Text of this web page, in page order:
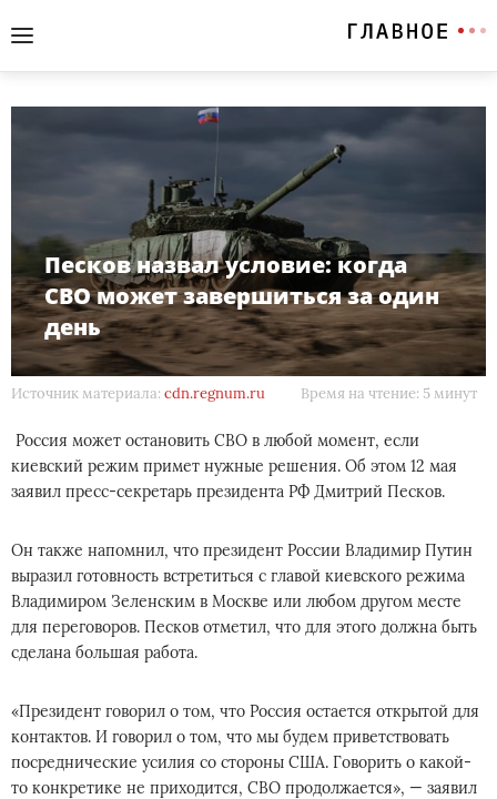
Песков назвал условие: когда
СВО может завершиться за один
день
Источник материала: cdn.regnum.ru Время на чтение: 5 минут
Россия может остановить СВО в любой момент, если
киевский режим примет нужные решения. Об этом 12 мая
заявил пресс-секретарь президента РФ Дмитрий Песков.
Он также напомнил, что президент России Владимир Путин
выразил готовность встретиться с главой киевского режима
Владимиром Зеленским в Москве или любом другом месте
для переговоров. Песков отметил, что для этого должна быть
сделана большая работа.
«Президент говорил о том, что Россия остается открытой для
контактов. И говорил о том, что мы будем приветствовать
посреднические усилия со стороны США. Говорить о какой-
то конкретике не приходится, СВО продолжается», — заявил